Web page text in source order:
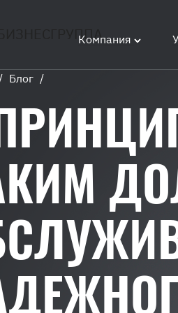
Компания
Блог /